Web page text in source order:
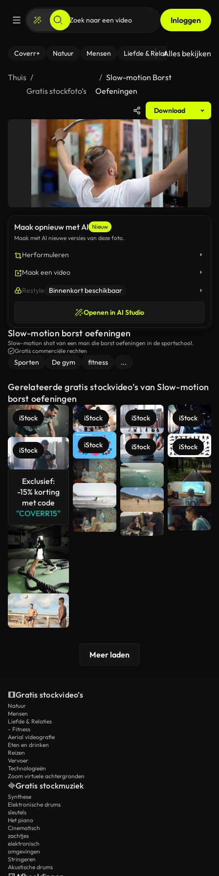
Inloggen
Coverr+ Natuur Mensen Liefde & Relaties - Fitness
Alles bekijken
Thuis
Gratis stockfoto’s
Slow-motion Borst
Oefeningen
Download
Maak opnieuw met AI Nieuw
Maak met AI nieuwe versies van deze foto.
Herformuleren
Maak een video
Restyle Binnenkort beschikbaar
Openen in AI Studio
Slow-motion borst oefeningen
Slow-motion shot van een man die borst oefeningen in de sportschool.
Gratis commerciële rechten
Sporten De gym fitness ...
Gerelateerde gratis stockvideo’s van Slow-motion
borst oefeningen
iStock
iStock
Exclusief:
-15% korting
met code
"COVERR15"
iStock
iStock
iStock
iStock
iStock
iStock
Meer
bekijken
Meer laden
Gratis stockvideo’s
Natuur
Mensen
Liefde & Relaties
- Fitness
Aerial videografie
Eten en drinken
Reizen
Vervoer
Technologieën
Zoom virtuele achtergronden
Gratis stockmuziek
Synthese
Elektronische drums
sleutels
Het piano
Cinematisch
zachtjes
elektronisch
omgevingen
Stringeren
Akustische drums